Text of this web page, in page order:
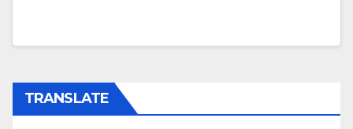
TRANSLATE